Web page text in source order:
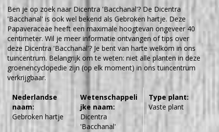
Ben je op zoek naar Dicentra 'Bacchanal'? De Dicentra
'Bacchanal' is ook wel bekend als Gebroken hartje. Deze
Papaveraceae heeft een maximale hoogtevan ongeveer 40
centimeter. Wil je meer informatie ontvangen of tips over
deze Dicentra 'Bacchanal'? Je bent van harte welkom in ons
tuincentrum. Belangrijk om te weten: niet alle planten in deze
groenencyclopedie zijn (op elk moment) in ons tuincentrum
verkrijgbaar.
Nederlandse
naam:
Gebroken hartje
Wetenschappeli
jke naam:
Dicentra
'Bacchanal'
Type plant:
Vaste plant